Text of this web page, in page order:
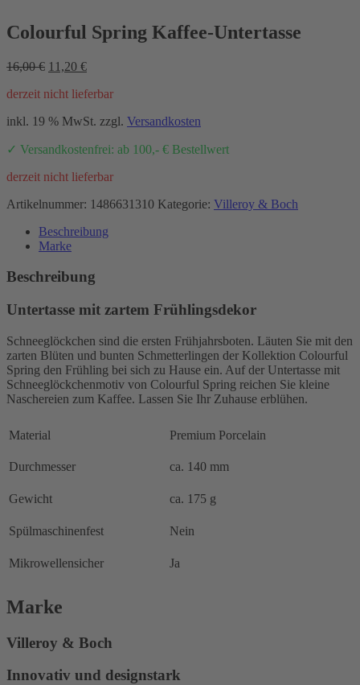
Colourful Spring Kaffee-Untertasse
16,00€ Ursprünglicher
war:
11,20 €Aktueller
ist:
derzeit nicht lieferbar
inkl. 19 % MwSt. zzgl. Versandkosten
✓ Versandkostenfrei: ab 100,- € Bestellwert
derzeit nicht lieferbar
Artikelnummer: 1486631310 Kategorie: Villeroy & Boch
Beschreibung
Marke
Beschreibung
Untertasse mit zartem Frühlingsdekor
Schneeglöckchen sind die ersten Frühjahrsboten. Läuten Sie mit den
zarten Blüten und bunten Schmetterlingen der Kollektion Colourful
Spring den Frühling bei sich zu Hause ein. Auf der Untertasse mit
Schneeglöckchenmotiv von Colourful Spring reichen Sie kleine
Naschereien zum Kaffee. Lassen Sie Ihr Zuhause erblühen.
Material Premium Porcelain
Durchmesser ca. 140 mm
Gewicht ca. 175 g
Spülmaschinenfest Nein
Mikrowellensicher Ja
Marke
Villeroy & Boch
Innovativ und designstark